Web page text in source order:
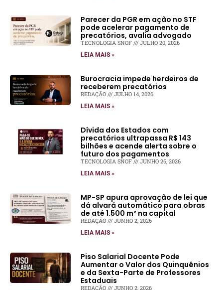
Parecer da PGR em ação no STF
pode acelerar pagamento de
precatórios, avalia advogado
TECNOLOGIA SNOF JULHO 20, 2026
LEIA MAIS »
Burocracia impede herdeiros de
receberem precatórios
REDAÇÃO JULHO 14, 2026
LEIA MAIS »
Dívida dos Estados com
precatórios ultrapassa R$ 143
bilhões e acende alerta sobre o
futuro dos pagamentos
TECNOLOGIA SNOF JUNHO 26, 2026
LEIA MAIS »
MP-SP apura aprovação de lei que
dá alvará automático para obras
de até 1.500 m² na capital
REDAÇÃO JUNHO 2, 2026
LEIA MAIS »
Piso Salarial Docente Pode
Aumentar o Valor dos Quinquênios
e da Sexta-Parte de Professores
Estaduais
REDAÇÃO JUNHO 2, 2026